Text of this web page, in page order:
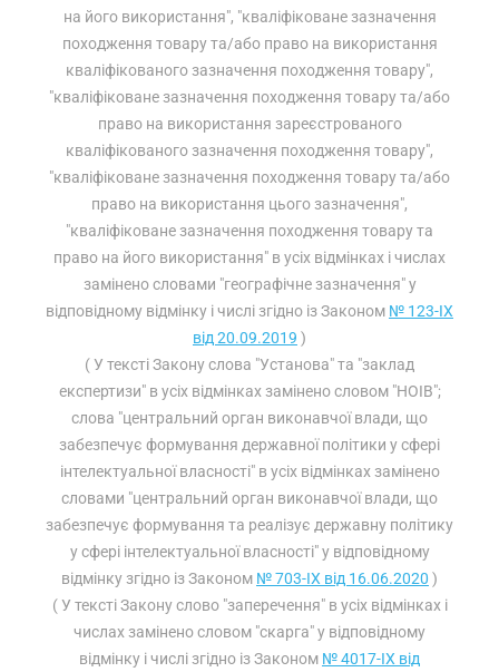
на його використання", "кваліфіковане зазначення
походження товару та/або право на використання
кваліфікованого зазначення походження товару",
"кваліфіковане зазначення походження товару та/або
право на використання зареєстрованого
кваліфікованого зазначення походження товару",
"кваліфіковане зазначення походження товару та/або
право на використання цього зазначення",
"кваліфіковане зазначення походження товару та
право на його використання" в усіх відмінках і числах
замінено словами "географічне зазначення" у
відповідному відмінку і числі згідно із Законом № 123-IX
від 20.09.2019 )
( У тексті Закону слова "Установа" та "заклад
експертизи" в усіх відмінках замінено словом "НОІВ";
слова "центральний орган виконавчої влади, що
забезпечує формування державної політики у сфері
інтелектуальної власності" в усіх відмінках замінено
словами "центральний орган виконавчої влади, що
забезпечує формування та реалізує державну політику
у сфері інтелектуальної власності" у відповідному
відмінку згідно із Законом № 703-IX від 16.06.2020 )
( У тексті Закону слово "заперечення" в усіх відмінках і
числах замінено словом "скарга" у відповідному
відмінку і числі згідно із Законом № 4017-IX від